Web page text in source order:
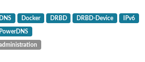
DNS Docker DRBD DRBD-Device IPv6
PowerDNS